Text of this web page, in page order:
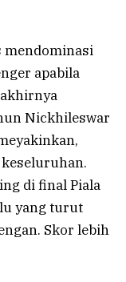
mendominasi
apabila
Nickhileswar
di final Piala
yang turut
Skor lebih